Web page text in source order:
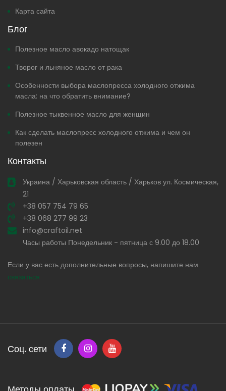
Карта сайта
Блог
Полезное масло авокадо натощак
Творог и льняное масло от рака
Особенности выбора маслопресса холодного отжима
масла: на что обратить внимание?
Полезное тыквенное масло для женщин
Как сделать маслопресс холодного отжима и чем он
полезен
Контакты
Украина / Харьковская область / Харьков ул. Космическая,
21
+38 057 754 79 65
+38 068 277 99 23
info@craftoil.net
Часы работы Понедельник - пятница с 9.00 до 18.00
Если у вас есть дополнительные вопросы, напишите нам
связаться
Соц. сети